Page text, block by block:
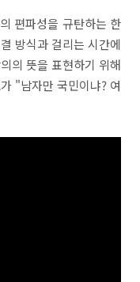
편파성을 규탄하는 한
방식과 걸리는 시간에
의 뜻을 표현하기 위해
"남자만 국민이냐? 여